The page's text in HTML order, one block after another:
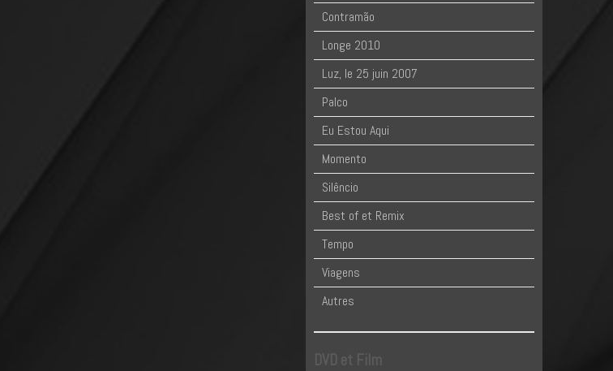
Contramão
Longe 2010
Luz, le 25 juin 2007
Palco
Eu Estou Aqui
Momento
Silêncio
Best of et Remix
Tempo
Viagens
Autres
DVD et Film